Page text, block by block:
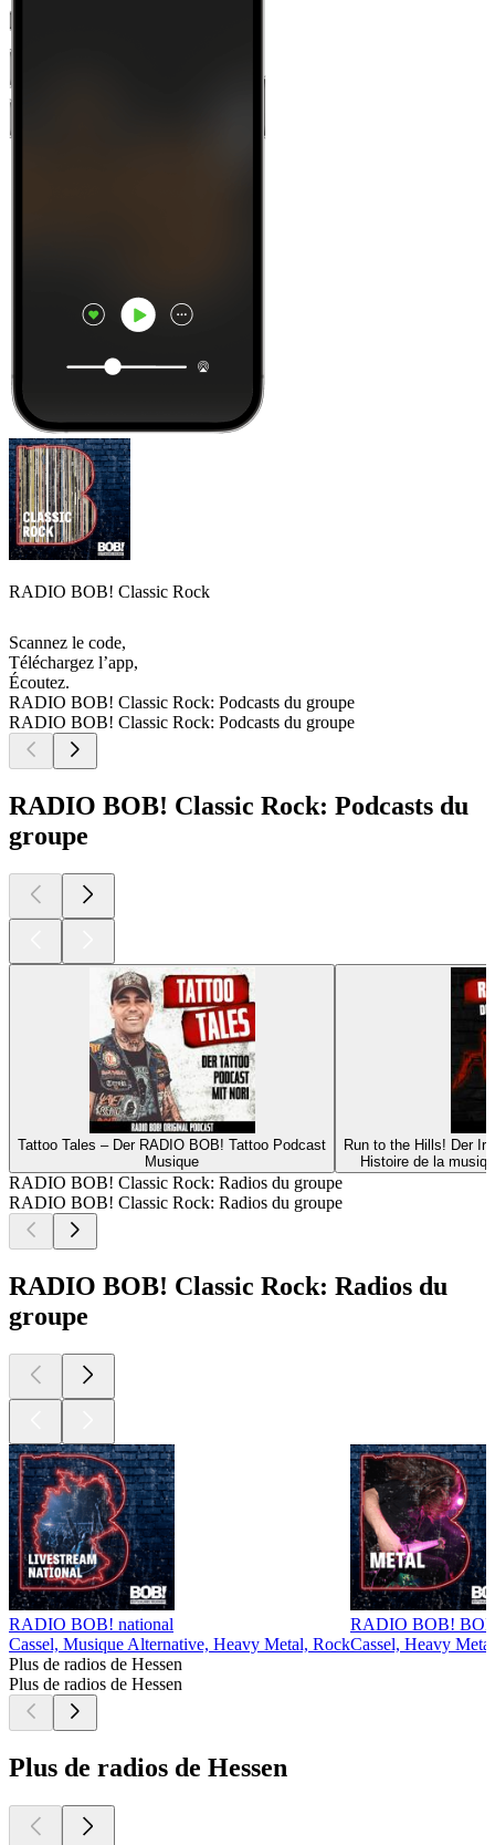
RADIO BOB! Classic Rock
Scannez le code,
Téléchargez l’app,
Écoutez.
RADIO BOB! Classic Rock: Podcasts du groupe
RADIO BOB! Classic Rock: Podcasts du groupe
RADIO BOB! Classic Rock: Podcasts du
groupe
Tattoo Tales – Der RADIO BOB! Tattoo Podcast
Musique
Run to the Hills! Der
Histoire de la
RADIO BOB! Classic Rock: Radios du groupe
RADIO BOB! Classic Rock: Radios du groupe
RADIO BOB! Classic Rock: Radios du
groupe
RADIO BOB! national
Cassel, Musique Alternative, Heavy Metal, Rock
RADIO BOB!
Cassel, Heavy Metal
Plus de radios de Hessen
Plus de radios de Hessen
Plus de radios de Hessen